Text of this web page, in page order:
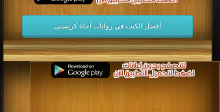
أفضل الكتب في روايات أجاثا كريستى